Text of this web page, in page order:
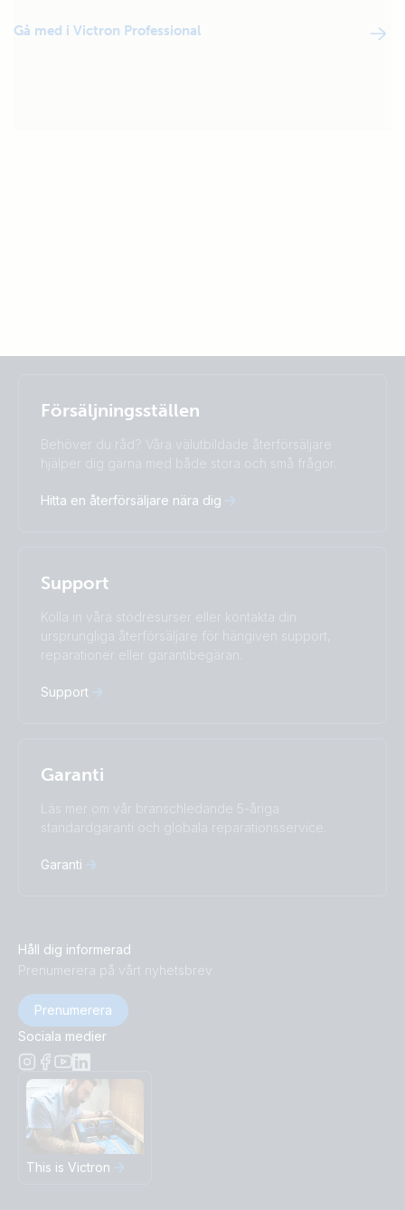
Gå med i Victron Professional
Svenska
Change language
Čeština
Dansk
Español
Français
Română
Türkçe
Ελληνικά
Русский
Українська
中國人
Försäljningsställen
Behöver du råd? Våra välutbildade återförsäljare
hjälper dig gärna med både stora och små frågor.
Hitta en återförsäljare nära dig
Support
Kolla in våra stödresurser eller kontakta din
ursprungliga återförsäljare för hängiven support,
reparationer eller garantibegäran.
Support
Garanti
Läs mer om vår branschledande 5-åriga
standardgaranti och globala reparationsservice.
Garanti
Håll dig informerad
Prenumerera på vårt nyhetsbrev
Prenumerera
Sociala medier
This is Victron